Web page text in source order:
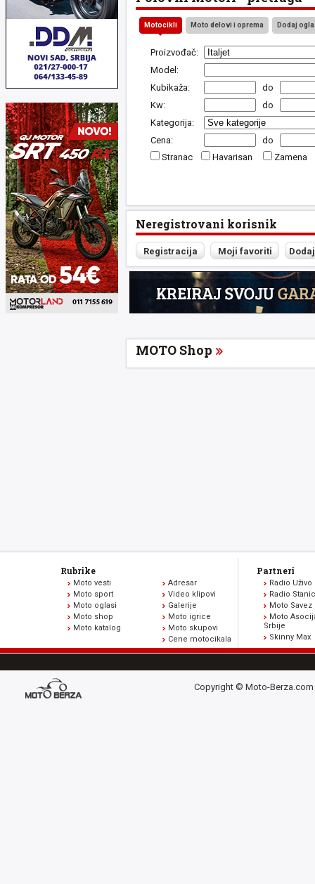
Motocikli Moto delovi i oprema Dodaj
Proizvođač:
Model:
Kubikaža:
do
Kw:
do
Kategorija:
Cena:
do
Stranac
Havarisan Zamena
Neregistrovani korisnik
Registracija Moji favoriti
MOTO Shop
Rubrike
Moto vesti
Moto sport
Moto oglasi
Moto shop
Moto katalog
Adresar
Video klipovi
Galerije
Moto igrice
Moto skupovi
Cene motocikala
Partneri
Radio Uživo
Radio
Moto Savez
Moto
Srbije
Skinny Max
Copyright © Moto-Berza.com